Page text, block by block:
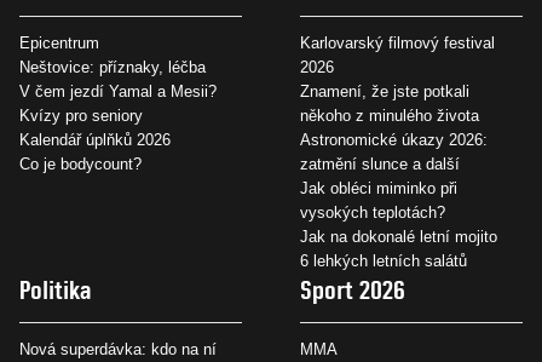
Epicentrum
Neštovice: příznaky, léčba
V čem jezdí Yamal a Mesii?
Kvízy pro seniory
Kalendář úplňků 2026
Co je bodycount?
Karlovarský filmový festival
2026
Znamení, že jste potkali
někoho z minulého života
Astronomické úkazy 2026:
zatmění slunce a další
Jak obléci miminko při
vysokých teplotách?
Jak na dokonalé letní mojito
6 lehkých letních salátů
Politika
Nová superdávka: kdo na ní
Sport 2026
MMA